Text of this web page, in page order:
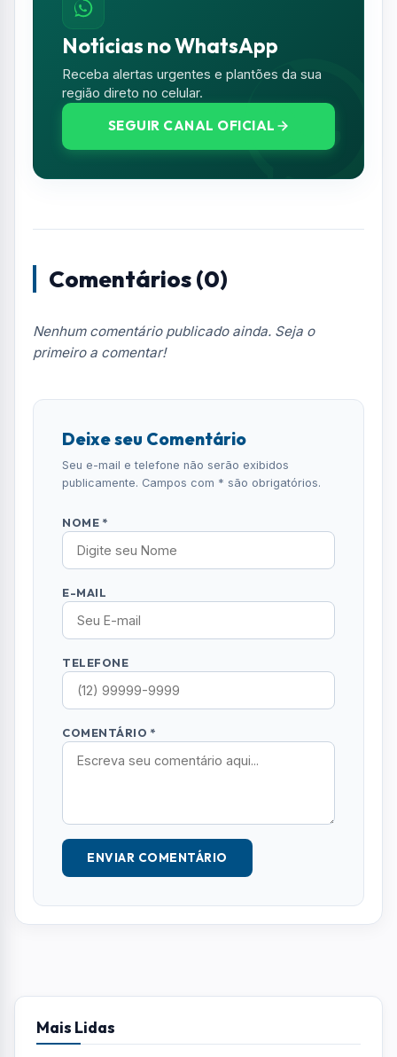
Notícias no WhatsApp
Receba alertas urgentes e plantões da sua
região direto no celular.
SEGUIR CANAL OFICIAL
Comentários (0)
Nenhum comentário publicado ainda. Seja o
primeiro a comentar!
Deixe seu Comentário
Seu e-mail e telefone não serão exibidos
publicamente. Campos com * são obrigatórios.
NOME *
E-MAIL
TELEFONE
COMENTÁRIO *
ENVIAR COMENTÁRIO
Mais Lidas